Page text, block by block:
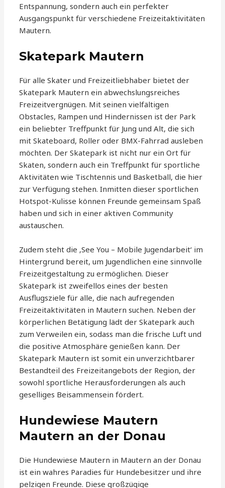
Entspannung, sondern auch ein perfekter
Ausgangspunkt für verschiedene Freizeitaktivitäten
Mautern.
Skatepark Mautern
Für alle Skater und Freizeitliebhaber bietet der
Skatepark Mautern ein abwechslungsreiches
Freizeitvergnügen. Mit seinen vielfältigen
Obstacles, Rampen und Hindernissen ist der Park
ein beliebter Treffpunkt für Jung und Alt, die sich
mit Skateboard, Roller oder BMX-Fahrrad ausleben
möchten. Der Skatepark ist nicht nur ein Ort für
Skaten, sondern auch ein Treffpunkt für sportliche
Aktivitäten wie Tischtennis und Basketball, die hier
zur Verfügung stehen. Inmitten dieser sportlichen
Hotspot-Kulisse können Freunde gemeinsam Spaß
haben und sich in einer aktiven Community
austauschen.
Zudem steht die ‚See You – Mobile Jugendarbeit‘ im
Hintergrund bereit, um Jugendlichen eine sinnvolle
Freizeitgestaltung zu ermöglichen. Dieser
Skatepark ist zweifellos eines der besten
Ausflugsziele für alle, die nach aufregenden
Freizeitaktivitäten in Mautern suchen. Neben der
körperlichen Betätigung lädt der Skatepark auch
zum Verweilen ein, sodass man die frische Luft und
die positive Atmosphäre genießen kann. Der
Skatepark Mautern ist somit ein unverzichtbarer
Bestandteil des Freizeitangebots der Region, der
sowohl sportliche Herausforderungen als auch
geselliges Beisammensein fördert.
Hundewiese Mautern
Mautern an der Donau
Die Hundewiese Mautern in Mautern an der Donau
ist ein wahres Paradies für Hundebesitzer und ihre
pelzigen Freunde. Diese großzügige